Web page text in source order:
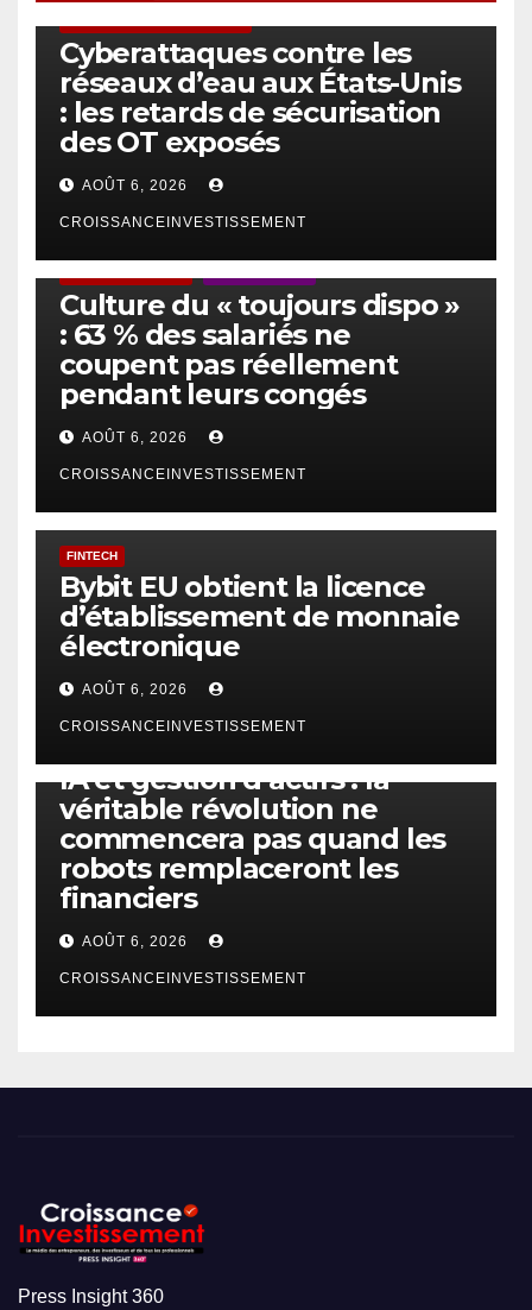
Cyberattaques contre les
réseaux d’eau aux États-Unis
: les retards de sécurisation
des OT exposés
AOÛT 6, 2026
CROISSANCEINVESTISSEMENT
Culture du « toujours dispo »
: 63 % des salariés ne
coupent pas réellement
pendant leurs congés
AOÛT 6, 2026
CROISSANCEINVESTISSEMENT
FINTECH
Bybit EU obtient la licence
d’établissement de monnaie
électronique
AOÛT 6, 2026
CROISSANCEINVESTISSEMENT
IA et gestion d’actifs : la
véritable révolution ne
commencera pas quand les
robots remplaceront les
financiers
AOÛT 6, 2026
CROISSANCEINVESTISSEMENT
Press Insight 360